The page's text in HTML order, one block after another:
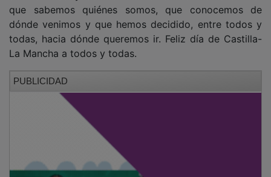
que sabemos quiénes somos, que conocemos de
dónde venimos y que hemos decidido, entre todos y
todas, hacia dónde queremos ir. Feliz día de Castilla-
La Mancha a todos y todas.
PUBLICIDAD